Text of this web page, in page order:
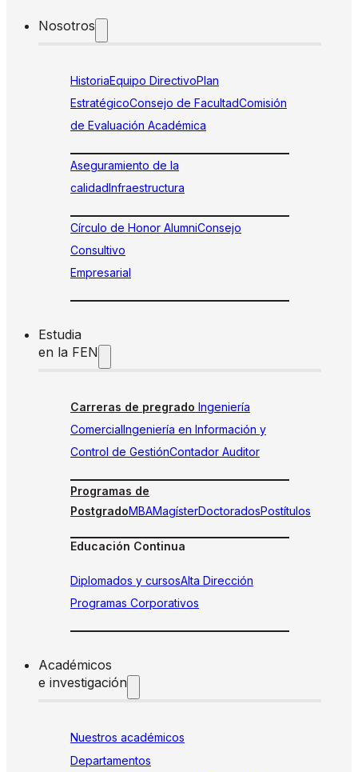
Nosotros
HistoriaEquipo DirectivoPlan
EstratégicoConsejo de FacultadComisión
de Evaluación Académica
Aseguramiento de la
calidadInfraestructura
Círculo de Honor AlumniConsejo
Consultivo
Empresarial
Estudia
en la FEN
Carreras de pregrado Ingeniería
ComercialIngeniería en Información y
Control de GestiónContador Auditor
Programas de
PostgradoMBAMagísterDoctoradosPostítulos
Educación Continua
Diplomados y cursosAlta Dirección
Programas Corporativos
Académicos
e investigación
Nuestros académicos
Departamentos